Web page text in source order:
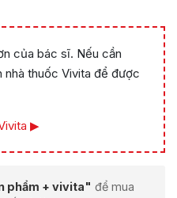
của bác sĩ. Nếu cần
nhà thuốc Vivita để được
▶
phẩm + vivita" để mua